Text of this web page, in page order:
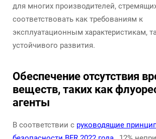
для многих производителей,
соответствовать как требованиям к
эксплуатационным характеристикам,
устойчивого развития.
Обеспечение отсутствия
веществ, таких как
агенты
В соответствии с руководящие